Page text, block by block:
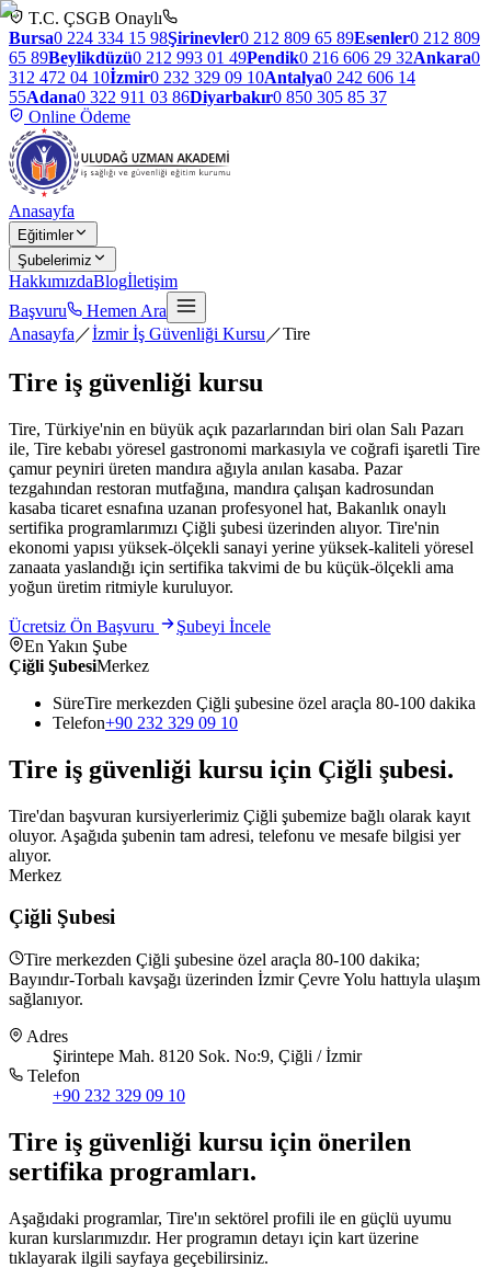
T.C. ÇSGB Onaylı
Bursa0 224 334 15 98Şirinevler0 212 809 65 89Esenler0 212 809
65 89Beylikdüzü0 212 993 01 49Pendik0 216 606 29 32Ankara0
312 472 04 10İzmir0 232 329 09 10Antalya0 242 606 14
55Adana0 322 911 03 86Diyarbakır0 850 305 85 37
Online Ödeme
Anasayfa
Eğitimler
Şubelerimiz
HakkımızdaBlogİletişim
Başvuru
Hemen Ara
Anasayfa ／İzmir İş Güvenliği Kursu ／Tire
Tire iş güvenliği kursu
Tire, Türkiye'nin en büyük açık pazarlarından biri olan Salı Pazarı
ile, Tire kebabı yöresel gastronomi markasıyla ve coğrafi işaretli Tire
çamur peyniri üreten mandıra ağıyla anılan kasaba. Pazar
tezgahından restoran mutfağına, mandıra çalışan kadrosundan
kasaba ticaret esnafına uzanan profesyonel hat, Bakanlık onaylı
sertifika programlarımızı Çiğli şubesi üzerinden alıyor. Tire'nin
ekonomi yapısı yüksek-ölçekli sanayi yerine yüksek-kaliteli yöresel
zanaata yaslandığı için sertifika takvimi de bu küçük-ölçekli ama
yoğun üretim ritmiyle kuruluyor.
Ücretsiz Ön Başvuru
Şubeyi İncele
En Yakın Şube
Çiğli ŞubesiMerkez
SüreTire merkezden Çiğli şubesine özel araçla 80-100 dakika
Telefon+90 232 329 09 10
Tire iş güvenliği kursu için Çiğli şubesi.
Tire'dan başvuran kursiyerlerimiz Çiğli şubemize bağlı olarak kayıt
oluyor. Aşağıda şubenin tam adresi, telefonu ve mesafe bilgisi yer
alıyor.
Merkez
Çiğli Şubesi
Tire merkezden Çiğli şubesine özel araçla 80-100 dakika;
Bayındır-Torbalı kavşağı üzerinden İzmir Çevre Yolu hattıyla ulaşım
sağlanıyor.
Adres
Şirintepe Mah. 8120 Sok. No:9, Çiğli / İzmir
Telefon
+90 232 329 09 10
Tire iş güvenliği kursu için önerilen
sertifika programları.
Aşağıdaki programlar, Tire'ın sektörel profili ile en güçlü uyumu
kuran kurslarımızdır. Her programın detayı için kart üzerine
tıklayarak ilgili sayfaya geçebilirsiniz.